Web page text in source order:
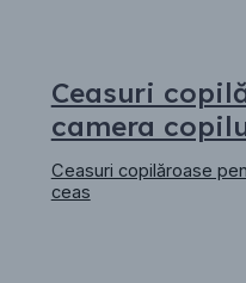
Ceasuri
camera
Ceasuri copilăroase
ceas